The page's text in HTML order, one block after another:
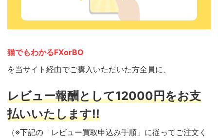
猫でもわかるFXorBO
を当サイト経由でご購入いただいた方全員に、
レビュー報酬として12000円をお支
払いいたします!!
（※下記の「レビュー買取申込み手順」に従ってご注文く